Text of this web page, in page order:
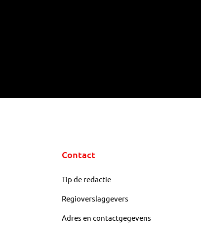
Contact
Tip de redactie
Regioverslaggevers
Adres en contactgegevens